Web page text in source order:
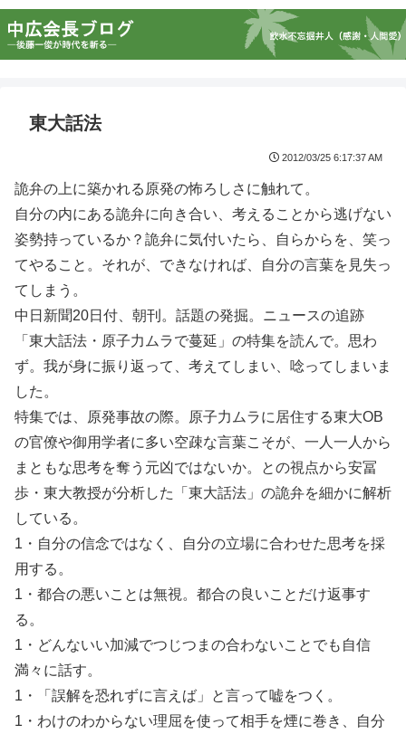
東大話法
2012/03/25 6:17:37 AM
詭弁の上に築かれる原発の怖ろしさに触れて。
自分の内にある詭弁に向き合い、考えることから逃げない
姿勢持っているか？詭弁に気付いたら、自らからを、笑っ
てやること。それが、できなければ、自分の言葉を見失っ
てしまう。
中日新聞20日付、朝刊。話題の発掘。ニュースの追跡
「東大話法・原子力ムラで蔓延」の特集を読んで。思わ
ず。我が身に振り返って、考えてしまい、唸ってしまいま
した。
特集では、原発事故の際。原子力ムラに居住する東大OB
の官僚や御用学者に多い空疎な言葉こそが、一人一人から
まともな思考を奪う元凶ではないか。との視点から安冨
歩・東大教授が分析した「東大話法」の詭弁を細かに解析
している。
1・自分の信念ではなく、自分の立場に合わせた思考を採
用する。
1・都合の悪いことは無視。都合の良いことだけ返事す
る。
1・どんないい加減でつじつまの合わないことでも自信
満々に話す。
1・「誤解を恐れずに言えば」と言って嘘をつく。
1・わけのわからない理屈を使って相手を煙に巻き、自分